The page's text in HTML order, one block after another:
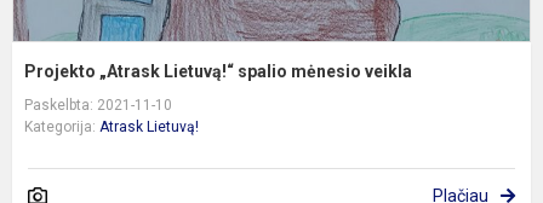
Projekto „Atrask Lietuvą!“ spalio mėnesio veikla
Paskelbta: 2021-11-10
Kategorija: Atrask Lietuvą!
Plačiau